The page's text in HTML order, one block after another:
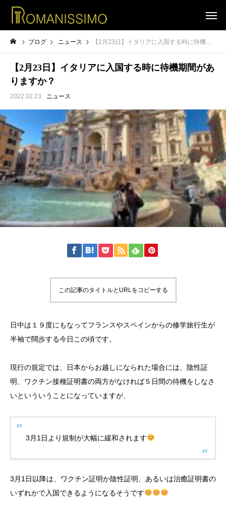
ブログ ニュース 【2月23日】イタリアに入国する時に待機期間がありますか？
【2月23日】イタリアに入国する時に待機期間があ
りますか？
2022.02.23 ニュース
この記事のタイトルとURLをコピーする
日中は１９度にもなってフランスやスペインからの修学旅行生が
半袖で闊歩する今日この頃です。
現行の規定では、日本からお越しになられた場合には、陰性証
明、ワクチン接種証明書の両方がなければ５日間の待機をしなさ
いといういうことになっていますが、
3月1日より規制が大幅に緩和されます
3月1日以降は、ワクチン証明か陰性証明、あるいは治癒証明書の
いずれかで入国できるようになるそうです